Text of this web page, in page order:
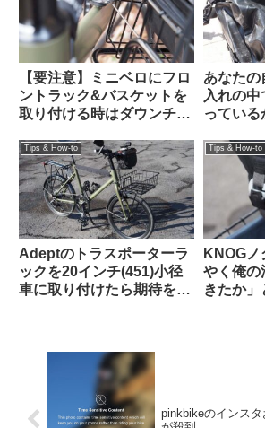
【要注意】ミニベロにフロ
ントラック&バスケットを
取り付ける時はダウンチュ
ルを切って確認すべし
あなたの
入れの
ってい
っておき
Tips & How-to
Adeptのトラスポーターラ
ックを20インチ(451)小径
車に取り付けたら期待を超
Tips & How-to
KNOGノ
やく俺の
きたか」
pinkbikeのインス